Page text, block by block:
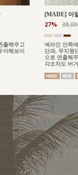
출해주고
아해보이
[MADE] 아
27%
넥라인 안쪽
단과, 무지원
으로 연출해
각조차도 버